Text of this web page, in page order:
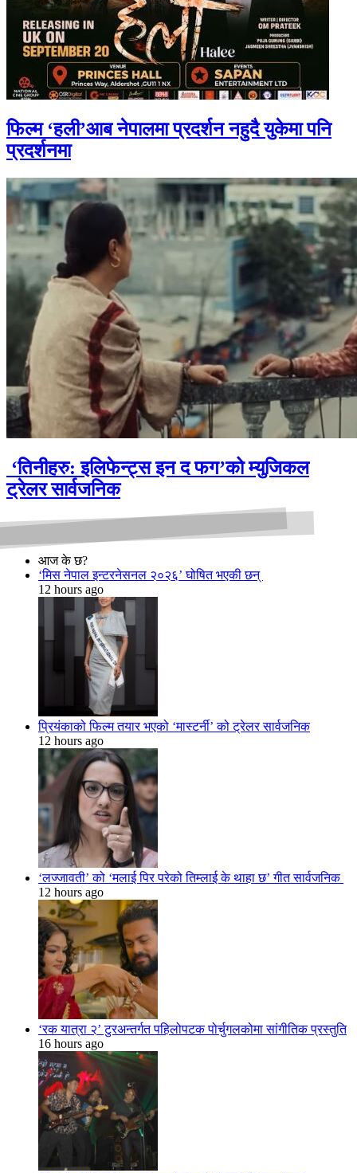
फिल्म ‘हली’आब नेपालमा प्रदर्शन नहुदै युकेमा पनि
प्रदर्शनमा
‘तिनीहरु: इलिफेन्ट्स इन द फग’को म्युजिकल
ट्रेलर सार्वजनिक
आज के छ?
‘मिस नेपाल इन्टरनेसनल २०२६’ घोषित भएकी छन्
12 hours ago
प्रियंकाको फिल्म तयार भएको ‘मास्टर्नी’ को ट्रेलर सार्वजनिक
12 hours ago
‘लज्जावती’ को ‘मलाई पिर परेको तिम्लाई के थाहा छ’ गीत सार्वजनिक
12 hours ago
‘रक यात्रा २’ टुरअन्तर्गत पहिलोपटक पोर्चुगलकोमा सांगीतिक प्रस्तुति
16 hours ago